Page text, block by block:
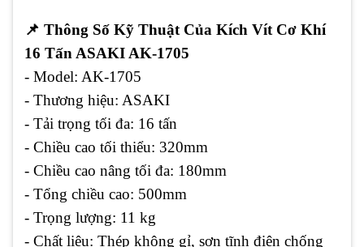
📌 Thông Số Kỹ Thuật Của Kích Vít Cơ Khí
16 Tấn ASAKI AK-1705
- Model: AK-1705
- Thương hiệu: ASAKI
- Tải trọng tối đa: 16 tấn
- Chiều cao tối thiểu: 320mm
- Chiều cao nâng tối đa: 180mm
- Tổng chiều cao: 500mm
- Trọng lượng: 11 kg
- Chất liệu: Thép không gỉ, sơn tĩnh điện chống